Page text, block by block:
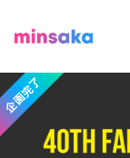
企画完了